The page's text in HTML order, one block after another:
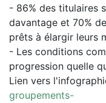
- 86% des titulaires
davantage et 70%
prêts à élargir leurs
- Les conditions
progression quelle
Lien vers
groupements-